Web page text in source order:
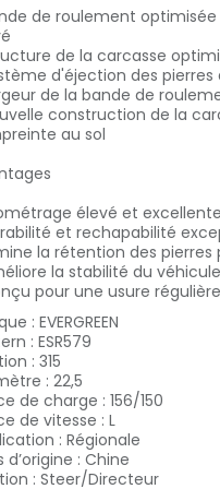
de roulement
de la carcasse
d'éjection des
de la bande de
construction de la
au sol
élevé et
et rechapabilité
la rétention des
la stabilité du
pour une usure
: EVERGREEN
: ESR579
: 315
: 22,5
de charge : 156/150
de vitesse : L
: Régionale
d’origine : Chine
: Steer/Directeur